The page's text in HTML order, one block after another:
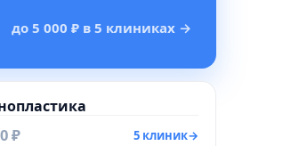
до 5 000 ₽ в 5 клиниках →
₽ 5 клиник→